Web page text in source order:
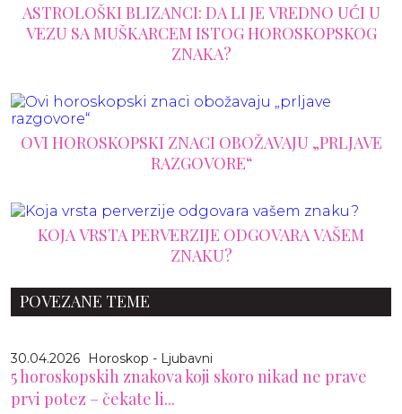
ASTROLOŠKI BLIZANCI: DA LI JE VREDNO UĆI U
VEZU SA MUŠKARCEM ISTOG HOROSKOPSKOG
ZNAKA?
OVI HOROSKOPSKI ZNACI OBOŽAVAJU „PRLJAVE
RAZGOVORE“
KOJA VRSTA PERVERZIJE ODGOVARA VAŠEM
ZNAKU?
POVEZANE TEME
30.04.2026 Horoskop - Ljubavni
5 horoskopskih znakova koji skoro nikad ne prave
prvi potez – čekate li...